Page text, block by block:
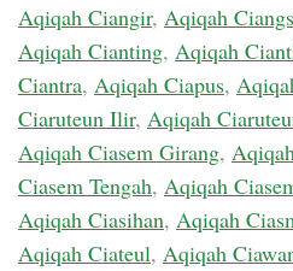
Aqiqah Ciangir, Aqiqah
Aqiqah Cianting, Aqiqah
Ciantra, Aqiqah Ciapus,
Ciaruteun Ilir, Aqiqah
Aqiqah Ciasem Girang,
Ciasem Tengah, Aqiqah
Aqiqah Ciasihan, Aqiqah
Aqiqah Ciateul, Aqiqah